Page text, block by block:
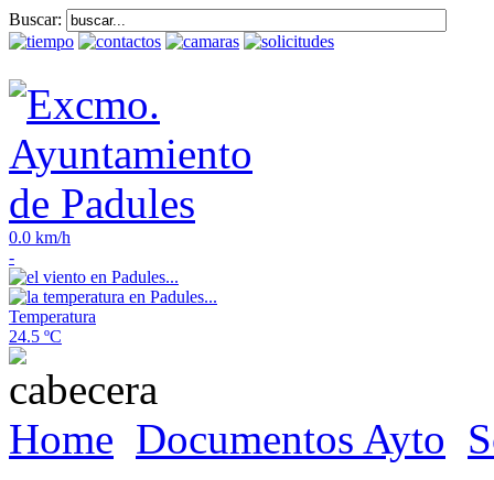
Buscar:
0.0 km/h
-
Temperatura
24.5 ºC
Home Documentos Ayto